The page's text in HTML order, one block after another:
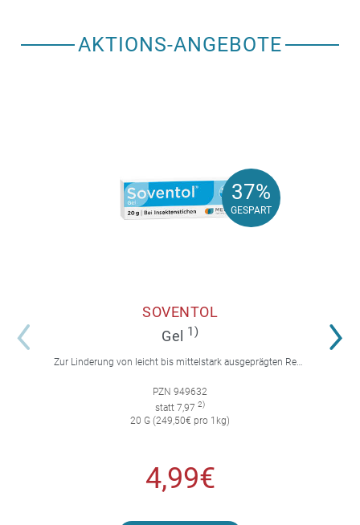
AKTIONS-ANGEBOTE
37%
GESPART
37%
GESPART
SOVENTOL
Gel 1)
Zur Linderung von leicht bis mittelstark ausgeprägten Reaktionen auf Insektenstiche mit Juckreiz.
PZN 949632
statt 7,97 2)
20 G (249,50€ pro 1kg)
4,99€